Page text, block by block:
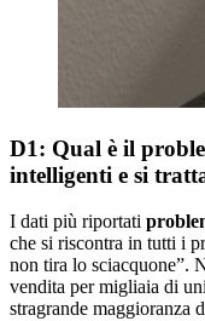
D1: Qual è il
intelligenti e si
I dati più riportati
che si riscontra in tutti i
non tira lo sciacquone”.
vendita per migliaia di
stragrande maggioranza